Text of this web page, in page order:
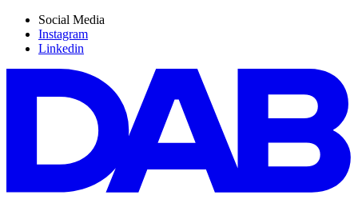
Social Media
Instagram
Linkedin